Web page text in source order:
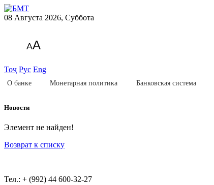
08 Августа 2026, Суббота
AA
Тоҷ Рус Eng
О банке Монетарная политика Банковская система
Новости
Элемент не найден!
Возврат к списку
Тел.: + (992) 44 600-32-27